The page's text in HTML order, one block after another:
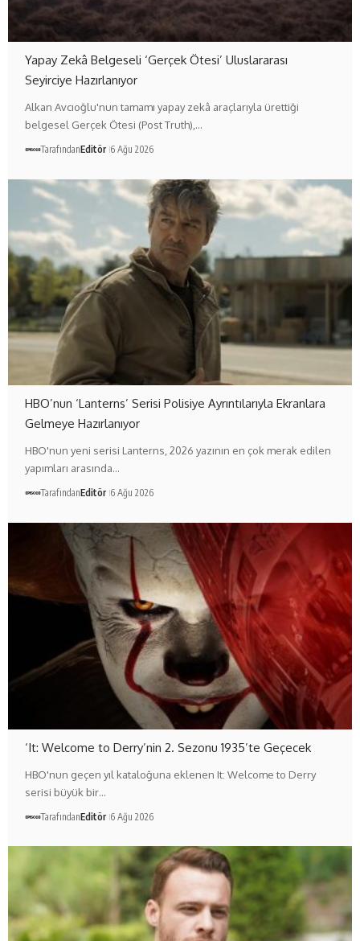
Yapay Zekâ Belgeseli ‘Gerçek Ötesi’ Uluslararası
Seyirciye Hazırlanıyor
Alkan Avcıoğlu'nun tamamı yapay zekâ araçlarıyla ürettiği
belgesel Gerçek Ötesi (Post Truth),…
TarafındanEditör 6 Ağu 2026
HBO’nun ‘Lanterns’ Serisi Polisiye Ayrıntılarıyla Ekranlara
Gelmeye Hazırlanıyor
HBO'nun yeni serisi Lanterns, 2026 yazının en çok merak edilen
yapımları arasında…
TarafındanEditör 6 Ağu 2026
‘It: Welcome to Derry’nin 2. Sezonu 1935’te Geçecek
HBO'nun geçen yıl kataloğuna eklenen It: Welcome to Derry
serisi büyük bir…
TarafındanEditör 6 Ağu 2026